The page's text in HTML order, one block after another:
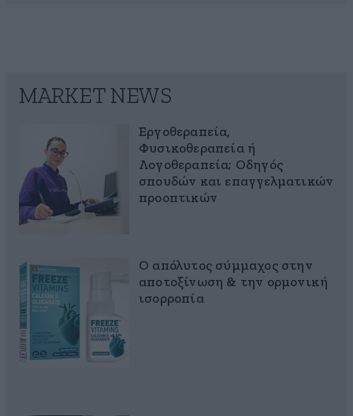
MARKET NEWS
Εργοθεραπεία,
Φυσικοθεραπεία ή
Λογοθεραπεία; Οδηγός
σπουδών και επαγγελματικών
προοπτικών
Ο απόλυτος σύμμαχος στην
αποτοξίνωση & την ορμονική
ισορροπία